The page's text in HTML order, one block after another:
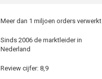
Meer dan 1 miljoen orders verwerkt
Sinds 2006 de marktleider in
Nederland
Review cijfer: 8,9